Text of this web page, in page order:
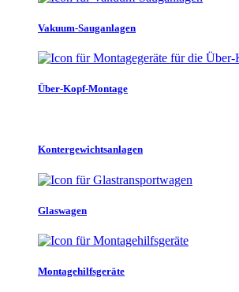
Vakuum-Sauganlagen
Über-Kopf-Montage
Kontergewichtsanlagen
Glaswagen
Montagehilfsgeräte